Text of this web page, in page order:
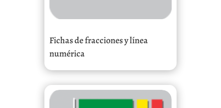
Fichas de fracciones y línea
numérica